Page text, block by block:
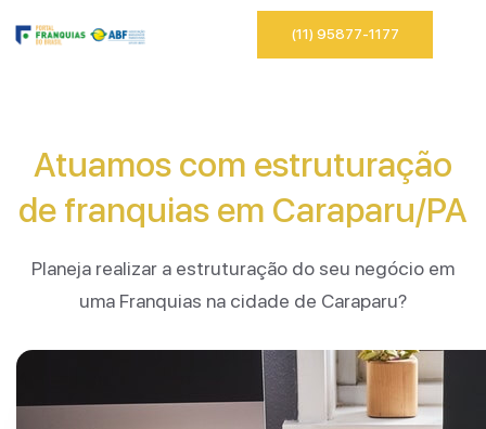
(11) 95877-1177
Atuamos com estruturação
de franquias em Caraparu/PA
Planeja realizar a estruturação do seu negócio em
uma Franquias na cidade de Caraparu?